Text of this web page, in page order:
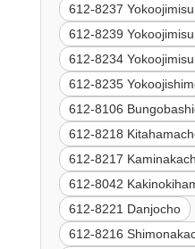
612-8237
612-8239
612-8234
612-8235
612-8106
612-8218
612-8217
612-8042
612-8221 Danjocho
612-8216